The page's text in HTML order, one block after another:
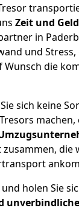
Zeit und
in
und
Wunsch die
sich keine
die
holen Sie